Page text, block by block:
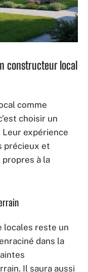
constructeur local
comme
choisir un
expérience
précieux et
propres à la
locales reste un
dans la
Il saura aussi